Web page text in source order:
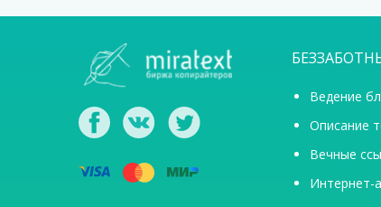
Ведение
Описание
Вечные
Интернет-